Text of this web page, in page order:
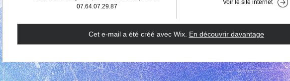
07.64.07.29.87
Voir le site internet
Cet e-mail a été créé avec Wix. En découvrir davantage